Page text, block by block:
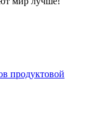
продуктовой